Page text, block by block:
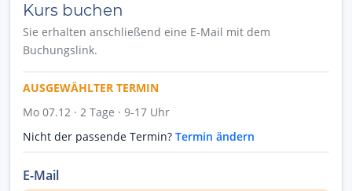
Kurs buchen
Sie erhalten anschließend eine E-Mail mit dem
Buchungslink.
AUSGEWÄHLTER TERMIN
Mo 07.12 · 2 Tage · 9-17 Uhr
Nicht der passende Termin? Termin ändern
E-Mail